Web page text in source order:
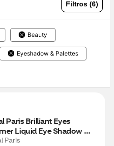
Filtros (6)
Beauty
Eyeshadow & Palettes
Paris Brilliant Eyes
Liquid Eye Shadow
Blush Jewel
Paris